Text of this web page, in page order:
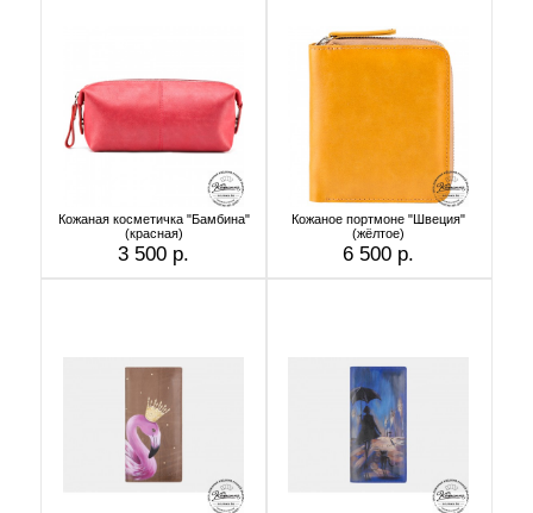
Кожаная косметичка "Бамбина"
(красная)
3 500 р.
Кожаное портмоне "Швеция"
(жёлтое)
6 500 р.